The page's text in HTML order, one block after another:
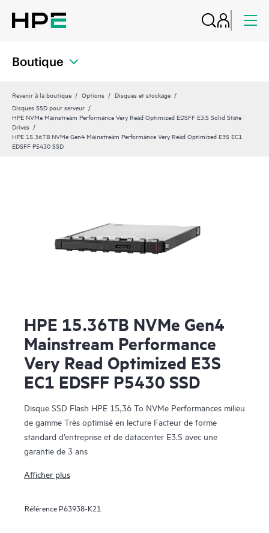
Boutique
Revenir à la boutique Options
Disques et stockage
Disques SSD pour serveur
HPE NVMe Mainstream Performance Very Read Optimized EDSFF E3.S Solid State
Drives
HPE 15.36TB NVMe Gen4 Mainstream Performance Very Read Optimized E3S EC1
EDSFF P5430 SSD
HPE 15.36TB NVMe Gen4
Mainstream Performance
Very Read Optimized E3S
EC1 EDSFF P5430 SSD
Disque SSD Flash HPE 15,36 To NVMe Performances milieu
de gamme Très optimisé en lecture Facteur de forme
standard d’entreprise et de datacenter E3.S avec une
garantie de 3 ans
Afficher plus
Référence P63938-K21